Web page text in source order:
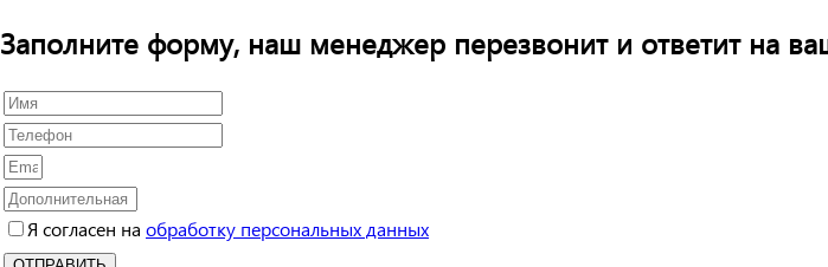
Заполните форму, наш менеджер перезвонит и ответит на
Я согласен на обработку персональных данных